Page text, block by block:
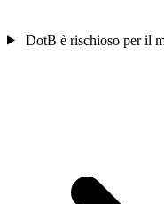
DotB è rischioso per il